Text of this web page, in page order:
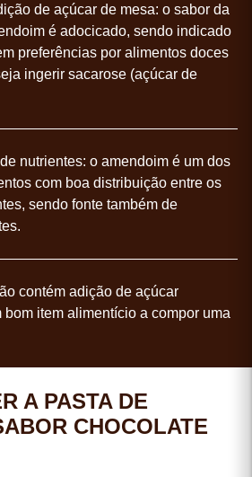
de açúcar de mesa: o sabor da
é adocicado, sendo indicado
preferências por alimentos doces
ingerir sacarose (açúcar de
nutrientes: o amendoim é um dos
com boa distribuição entre os
sendo fonte também de
contém adição de açúcar
bom item alimentício a compor uma
A PASTA DE
CHOCOLATE